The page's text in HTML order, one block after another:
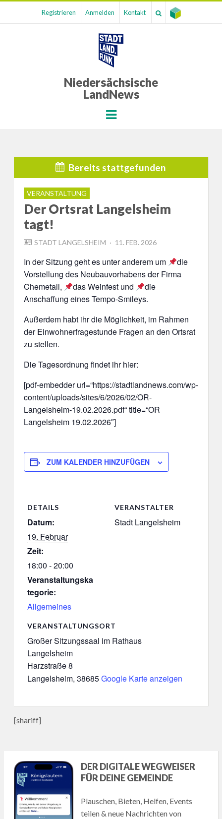
Registrieren Anmelden Kontakt
Niedersächsische
LandNews
Menu
Bereits stattgefunden
VERANSTALTUNG
Der Ortsrat Langelsheim
tagt!
STADT LANGELSHEIM
POSTED
11. FEB. 2026
In der Sitzung geht es unter anderem um
die
Vorstellung des Neubauvorhabens der Firma
Chemetall,
das Weinfest und
die
Anschaffung eines Tempo-Smileys.
Außerdem habt ihr die Möglichkeit, im Rahmen
der Einwohnerfragestunde Fragen an den Ortsrat
zu stellen.
Die Tagesordnung findet ihr hier:
[pdf-embedder url=“https://stadtlandnews.com/wp-
content/uploads/sites/6/2026/02/OR-
Langelsheim-19.02.2026.pdf“ title=“OR
Langelsheim 19.02.2026″]
ZUM KALENDER HINZUFÜGEN
DETAILS
Datum:
19. Februar
Zeit:
18:00 - 20:00
Veranstaltungska
tegorie:
Allgemeines
VERANSTALTUNGSORT
Großer Sitzungssaal im Rathaus
Langelsheim
Harzstraße 8
Langelsheim, 38685Google Karte anzeigen
VERANSTALTER
Stadt Langelsheim
[shariff]
DER DIGITALE WEGWEISER
FÜR DEINE GEMEINDE
Plauschen, Bieten, Helfen, Events
teilen & neue Nachrichten von